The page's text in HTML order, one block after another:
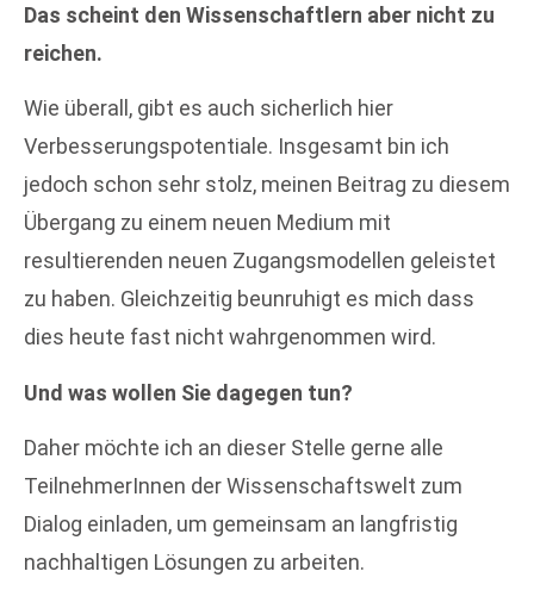
Das scheint den Wissenschaftlern aber nicht zu
reichen.
Wie überall, gibt es auch sicherlich hier
Verbesserungspotentiale. Insgesamt bin ich
jedoch schon sehr stolz, meinen Beitrag zu diesem
Übergang zu einem neuen Medium mit
resultierenden neuen Zugangsmodellen geleistet
zu haben. Gleichzeitig beunruhigt es mich dass
dies heute fast nicht wahrgenommen wird.
Und was wollen Sie dagegen tun?
Daher möchte ich an dieser Stelle gerne alle
TeilnehmerInnen der Wissenschaftswelt zum
Dialog einladen, um gemeinsam an langfristig
nachhaltigen Lösungen zu arbeiten.